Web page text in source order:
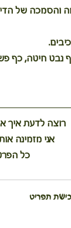
והסמכה של
חיטה, כף
רוצה לדעת איך
אני מזמינה
כל
תפריט